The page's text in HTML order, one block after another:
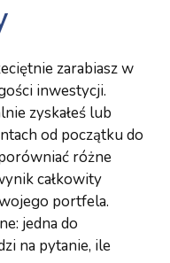
zarabiasz w
inwestycji.
zyskałeś lub
od początku do
różne
całkowity
portfela.
jedna do
na pytanie, ile